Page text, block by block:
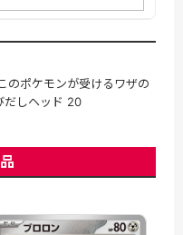
のポケモンが受けるワザの
だしヘッド 20